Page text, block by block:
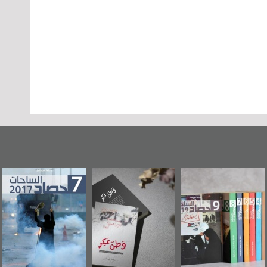
«وطن عكر» رواية
جديدة لمعتقل
عسكري تصدر عن
«مرآة البحرين»
حصاد 2017
عاشوراء